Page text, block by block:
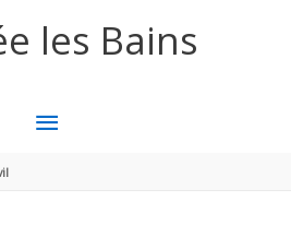
les Bains
MENU